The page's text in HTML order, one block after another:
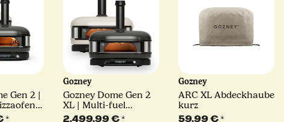
Gen 2 |
|
creme
*
Gozney
Gozney Dome Gen 2
XL | Multi-fuel
Pizzaofen | schwarz
2.499,99 €*
Gozney
ARC XL Abdeckhaube
kurz
59,99 €*